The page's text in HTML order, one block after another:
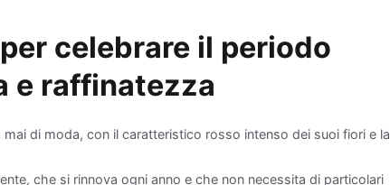
celebrare il periodo
e raffinatezza
di moda, con il caratteristico rosso intenso dei suoi fiori e la
che si rinnova ogni anno e che non necessita di particolari
nel rimuovere
agenti chimici volatili
presenti nei
della casa. Questa pianta richiede poca luce e
eleganti, aggiungendo un elemento decorativo oltre
depurativa. Infine, non possiamo dimenticare il
più semplici da curare, ideale per chi è alle prime armi
o ha poco tempo a disposizione. Il Pothos è noto per la
la
qualità dell'aria
eliminando sostanze nocive